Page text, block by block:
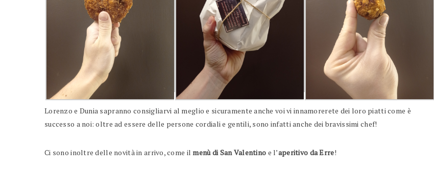
Lorenzo e Dunia sapranno consigliarvi al meglio e sicuramente anche voi vi innamorerete dei loro piatti come è
successo a noi: oltre ad essere delle persone cordiali e gentili, sono infatti anche dei bravissimi chef!
Ci sono inoltre delle novità in arrivo, come ilmenù di San Valentino e l’aperitivo da Erre!